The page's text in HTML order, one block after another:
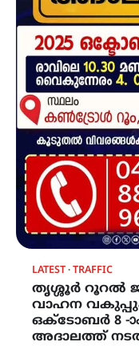
LATEST TRAFFIC
തൃശ്ശൂർ റൂറൽ
വാഹന
ഒക്ടോബർ 8 -
അദാലത്ത്